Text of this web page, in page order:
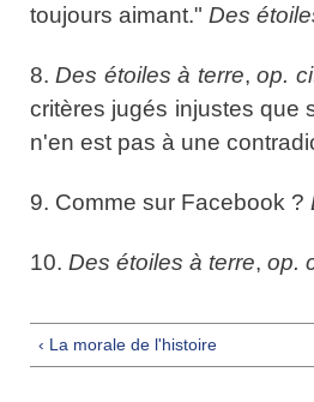
toujours aimant." Des
8.Des étoiles à terre,op.
critères jugés injustes que
n'en est pas à une
9. Comme sur Facebook ?
10. Des étoiles à terre, op.
‹ La morale de l'histoire